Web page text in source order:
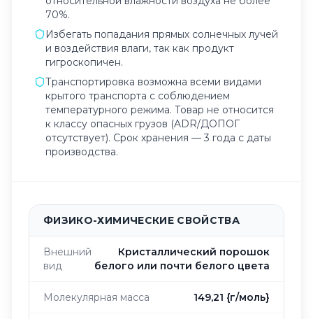
70%.
Избегать попадания прямых солнечных лучей
и воздействия влаги, так как продукт
гигроскопичен.
Транспортировка возможна всеми видами
крытого транспорта с соблюдением
температурного режима. Товар не относится
к классу опасных грузов (ADR/ДОПОГ
отсутствует). Срок хранения — 3 года с даты
производства.
ФИЗИКО-ХИМИЧЕСКИЕ СВОЙСТВА
Внешний
вид
Кристаллический порошок
белого или почти белого цвета
Молекулярная масса 149,21 {г/моль}